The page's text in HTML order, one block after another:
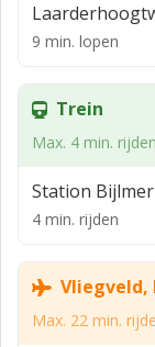
9 min. lopen
Trein
Max. 4 min. rijden
Station
4 min. rijden
Vliegveld,
Max. 22 min.